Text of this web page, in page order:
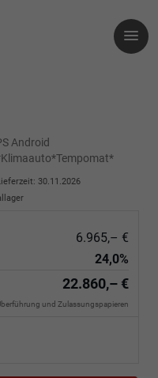
Android
30.11.2026
6.965,– €
24,0%
22.860,– €
und Zulassungspapieren